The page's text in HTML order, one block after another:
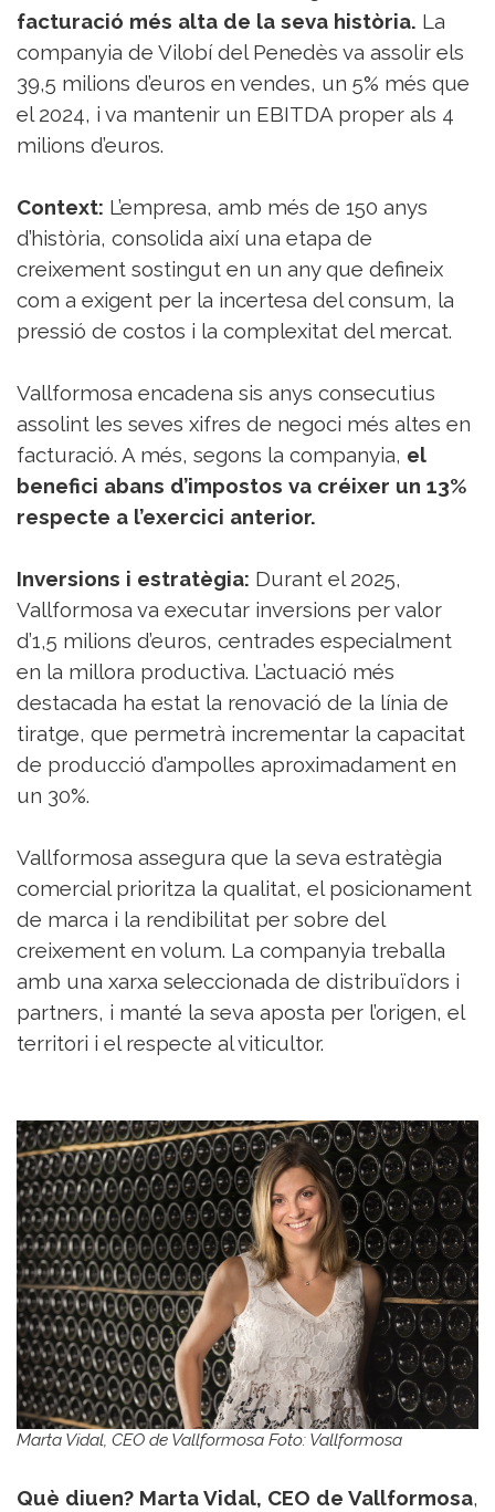
facturació més alta de la seva història. La
companyia de Vilobí del Penedès va assolir els
39,5 milions d’euros en vendes, un 5% més que
el 2024, i va mantenir un EBITDA proper als 4
milions d’euros.
Context: L’empresa, amb més de 150 anys
d’història, consolida així una etapa de
creixement sostingut en un any que defineix
com a exigent per la incertesa del consum, la
pressió de costos i la complexitat del mercat.
Vallformosa encadena sis anys consecutius
assolint les seves xifres de negoci més altes en
facturació. A més, segons la companyia, el
benefici abans d’impostos va créixer un 13%
respecte a l’exercici anterior.
Inversions i estratègia: Durant el 2025,
Vallformosa va executar inversions per valor
d’1,5 milions d’euros, centrades especialment
en la millora productiva. L’actuació més
destacada ha estat la renovació de la línia de
tiratge, que permetrà incrementar la capacitat
de producció d’ampolles aproximadament en
un 30%.
Vallformosa assegura que la seva estratègia
comercial prioritza la qualitat, el posicionament
de marca i la rendibilitat per sobre del
creixement en volum. La companyia treballa
amb una xarxa seleccionada de distribuïdors i
partners, i manté la seva aposta per l’origen, el
territori i el respecte al viticultor.
Marta Vidal, CEO de Vallformosa Foto: Vallformosa
Què diuen? Marta Vidal, CEO de Vallformosa,